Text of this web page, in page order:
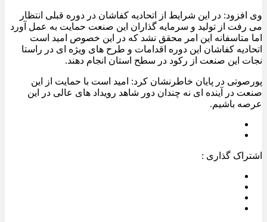
وی افزود: در این شرایط از اتحادیه کفاشان در دوره قبلی انتظار
می رفت از تولید و سرمایه گذاران این صنعت حمایت به عمل آورد
اما متاسفانه این امر محقق نشد که در این خصوص امید است
اتحادیه کفاشان این دوره اقدامات و طرح های ویژه ای در راستا
نجات این صنعت از رکود در سطح استان انجام دهند.
پورصوتی در پایان خاطرنشان کرد: امید است با حمایت از این
صنعت در آینده ای نه چندان دور شاهد رویداد های عالی در این
عرصه باشیم.
اشتراک گذاری :